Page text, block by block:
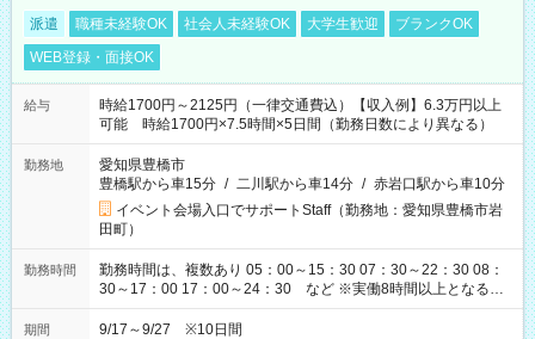
派遣 職種未経験OK 社会人未経験OK 大学生歓迎
ブランクOK
WEB登録・面接OK
給与
時給1700円～2125円（一律交通費込）【収入例】6.3万円以上
可能 時給1700円×7.5時間×5日間（勤務日数により異なる）
勤務地
愛知県豊橋市
豊橋駅から車15分 / 二川駅から車14分 / 赤岩口駅から車10分
イベント会場入口でサポートStaff（勤務地：愛知県豊橋市岩
田町）
勤務時間
勤務時間は、複数あり 05：00～15：30 07：30～22：30 08：
30～17：00 17：00～24：30 など ※実働8時間以上となる勤
務もあります。 【休憩】60分+他休憩あり 交替で取得します。
安全面に配慮しこまめな休憩があります。
期間 9/17～9/27 ※10日間